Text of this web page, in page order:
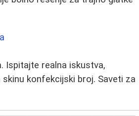
Ispitajte realna iskustva,
konfekcijski broj. Saveti za